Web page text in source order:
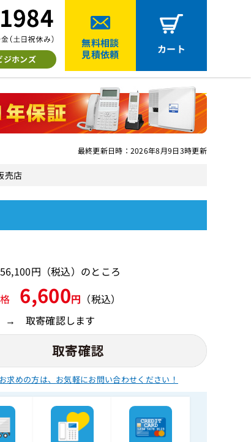
ジホンズ
無料相談
見積依頼
カート
最終更新日時：2026年8月9日3時更新
売店
円（税込）のところ
6,600円 （税込）
→ 取寄確認します
求めの方は、 お気軽にお問い合わせください！